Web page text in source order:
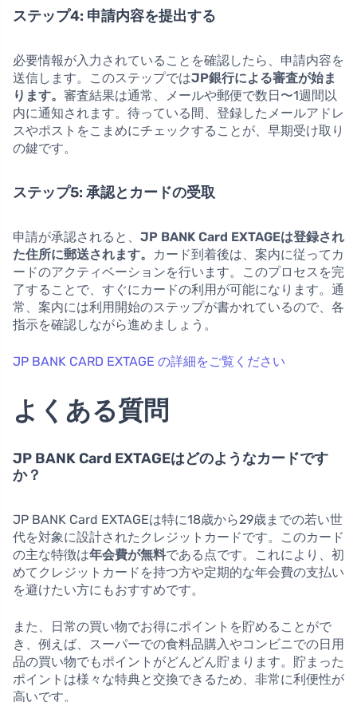
ステップ4: 申請内容を提出する
必要情報が入力されていることを確認したら、申請内容を
送信します。このステップではJP銀行による審査が始ま
ります。 審査結果は通常、メールや郵便で数日〜1週間以
内に通知されます。待っている間、登録したメールアドレ
スやポストをこまめにチェックすることが、早期受け取り
の鍵です。
ステップ5: 承認とカードの受取
申請が承認されると、 JP BANK Card EXTAGEは登録され
た住所に郵送されます。
カード到着後は、案内に従ってカ
ードのアクティベーションを行います。このプロセスを完
了することで、すぐにカードの利用が可能になります。通
常、案内には利用開始のステップが書かれているので、各
指示を確認しながら進めましょう。
JP BANK CARD EXTAGE の詳細をご覧ください
よくある質問
JP BANK Card EXTAGEはどのようなカードです
か？
JP BANK Card EXTAGEは特に18歳から29歳までの若い世
代を対象に設計されたクレジットカードです。このカード
の主な特徴は年会費が無料である点です。これにより、初
めてクレジットカードを持つ方や定期的な年会費の支払い
を避けたい方にもおすすめです。
また、日常の買い物でお得にポイントを貯めることがで
き、例えば、スーパーでの食料品購入やコンビニでの日用
品の買い物でもポイントがどんどん貯まります。貯まった
ポイントは様々な特典と交換できるため、非常に利便性が
高いです。